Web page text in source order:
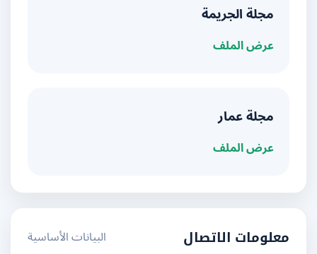
مجلة الجريمة
عرض الملف
مجلة عمار
عرض الملف
معلومات الاتصال
البيانات الأساسية